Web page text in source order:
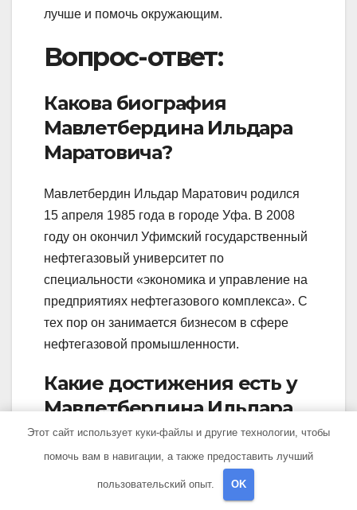
лучше и помочь окружающим.
Вопрос-ответ:
Какова биография
Мавлетбердина Ильдара
Маратовича?
Мавлетбердин Ильдар Маратович родился
15 апреля 1985 года в городе Уфа. В 2008
году он окончил Уфимский государственный
нефтегазовый университет по
специальности «экономика и управление на
предприятиях нефтегазового комплекса». С
тех пор он занимается бизнесом в сфере
нефтегазовой промышленности.
Какие достижения есть у
Мавлетбердина Ильдара
Маратовича?
Мавлетбердин Ильдар Маратович является
Этот сайт использует куки-файлы и другие технологии, чтобы
помочь вам в навигации, а также предоставить лучший
пользовательский опыт. OK